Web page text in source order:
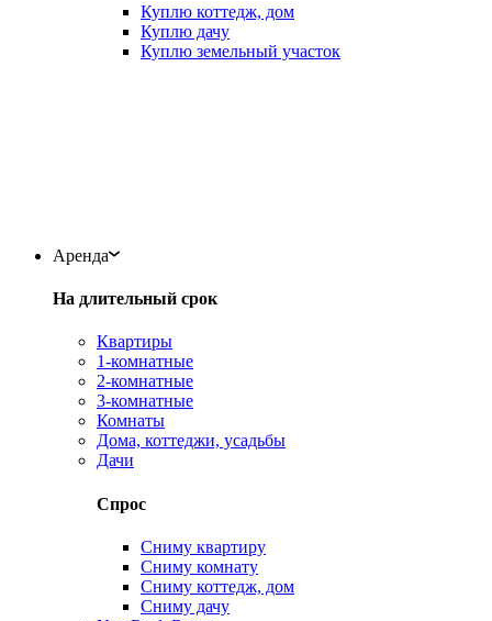
Куплю коттедж, дом
Куплю дачу
Куплю земельный участок
Аренда
На длительный срок
Квартиры
1-комнатные
2-комнатные
3-комнатные
Комнаты
Дома, коттеджи, усадьбы
Дачи
Спрос
Сниму квартиру
Сниму комнату
Сниму коттедж, дом
Сниму дачу